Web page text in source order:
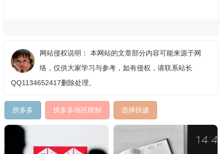
网站侵权说明： 本网站的文章部分内容可能来源于网
络，仅供大家学习与参考，如有侵权，请联系站长
QQ1134652417删除处理。
拼多多 拼多多地区限制 选择快递